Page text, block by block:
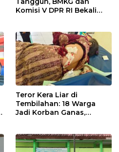
Komisi V DPR RI Bekali
Teror Kera Liar di
Tembilahan: 18 Warga
Jadi Korban Ganas,